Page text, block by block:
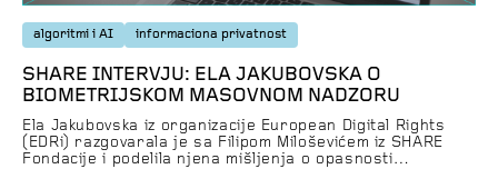
algoritmi i AI informaciona privatnost
SHARE INTERVJU: ELA JAKUBOVSKA O
BIOMETRIJSKOM MASOVNOM NADZORU
Ela Jakubovska iz organizacije European Digital Rights
(EDRi) razgovarala je sa Filipom Miloševićem iz SHARE
Fondacije i podelila njena mišljenja o opasnosti